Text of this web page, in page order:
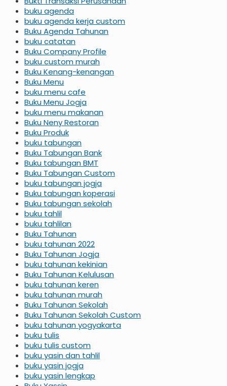
buku agenda
buku agenda kerja custom
Buku Agenda Tahunan
buku catatan
Buku Company Profile
buku custom murah
Buku Kenang-kenangan
Buku Menu
buku menu cafe
Buku Menu Jogja
buku menu makanan
Buku Neny Restoran
Buku Produk
buku tabungan
Buku Tabungan Bank
Buku tabungan BMT
Buku Tabungan Custom
buku tabungan jogja
Buku tabungan koperasi
Buku tabungan sekolah
buku tahlil
buku tahlilan
Buku Tahunan
buku tahunan 2022
Buku Tahunan Jogja
buku tahunan kekinian
Buku Tahunan Kelulusan
buku tahunan keren
buku tahunan murah
Buku Tahunan Sekolah
Buku Tahunan Sekolah Custom
buku tahunan yogyakarta
buku tulis
buku tulis custom
buku yasin dan tahlil
buku yasin jogja
buku yasin lengkap